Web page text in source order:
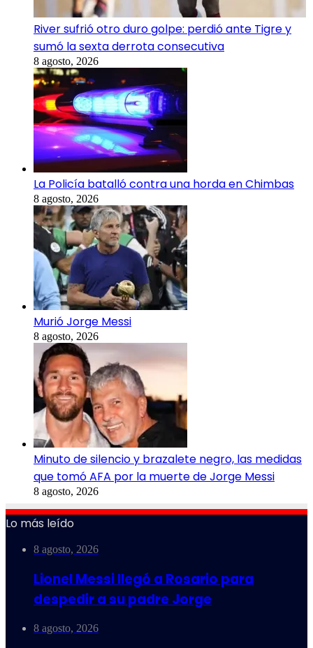
River sufrió otro duro golpe: perdió ante Tigre y
sumó la sexta derrota consecutiva
8 agosto, 2026
La Policía batalló contra una horda en Chimbas
8 agosto, 2026
Murió Jorge Messi
8 agosto, 2026
Minuto de silencio y brazalete negro, las medidas
que tomó AFA por la muerte de Jorge Messi
8 agosto, 2026
Lo más leído
8 agosto, 2026
Lionel Messi llegó a Rosario para
despedir a su padre Jorge
8 agosto, 2026